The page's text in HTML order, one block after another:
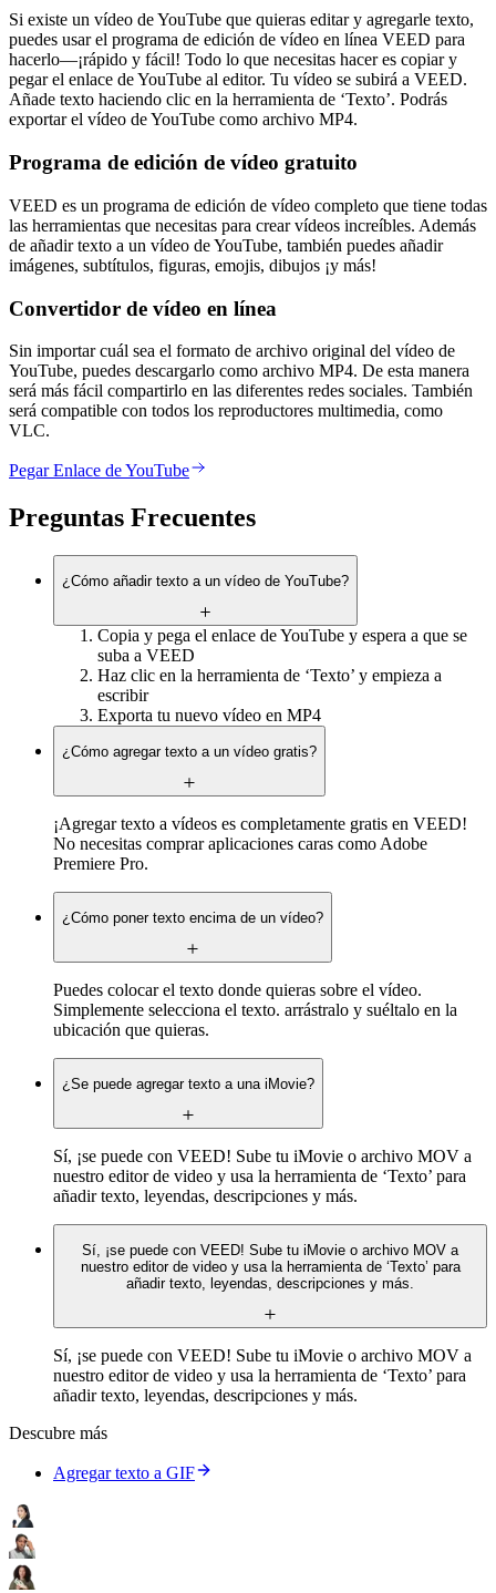
Si existe un vídeo de YouTube que quieras editar y agregarle texto,
puedes usar el programa de edición de vídeo en línea VEED para
hacerlo—¡rápido y fácil! Todo lo que necesitas hacer es copiar y
pegar el enlace de YouTube al editor. Tu vídeo se subirá a VEED.
Añade texto haciendo clic en la herramienta de ‘Texto’. Podrás
exportar el vídeo de YouTube como archivo MP4.
Programa de edición de vídeo gratuito
VEED es un programa de edición de vídeo completo que tiene todas
las herramientas que necesitas para crear vídeos increíbles. Además
de añadir texto a un vídeo de YouTube, también puedes añadir
imágenes, subtítulos, figuras, emojis, dibujos ¡y más!
Convertidor de vídeo en línea
Sin importar cuál sea el formato de archivo original del vídeo de
YouTube, puedes descargarlo como archivo MP4. De esta manera
será más fácil compartirlo en las diferentes redes sociales. También
será compatible con todos los reproductores multimedia, como
VLC.
Pegar Enlace de YouTube
Preguntas Frecuentes
¿Cómo añadir texto a un vídeo de YouTube?
Copia y pega el enlace de YouTube y espera a que se
suba a VEED
Haz clic en la herramienta de ‘Texto’ y empieza a
escribir
Exporta tu nuevo vídeo en MP4
¿Cómo agregar texto a un vídeo gratis?
¡Agregar texto a vídeos es completamente gratis en VEED!
No necesitas comprar aplicaciones caras como Adobe
Premiere Pro.
¿Cómo poner texto encima de un vídeo?
Puedes colocar el texto donde quieras sobre el vídeo.
Simplemente selecciona el texto. arrástralo y suéltalo en la
ubicación que quieras.
¿Se puede agregar texto a una iMovie?
Sí, ¡se puede con VEED! Sube tu iMovie o archivo MOV a
nuestro editor de video y usa la herramienta de ‘Texto’ para
añadir texto, leyendas, descripciones y más.
Sí, ¡se puede con VEED! Sube tu iMovie o archivo MOV a
nuestro editor de video y usa la herramienta de ‘Texto’ para
añadir texto, leyendas, descripciones y más.
Sí, ¡se puede con VEED! Sube tu iMovie o archivo MOV a
nuestro editor de video y usa la herramienta de ‘Texto’ para
añadir texto, leyendas, descripciones y más.
Descubre más
Agregar texto a GIF